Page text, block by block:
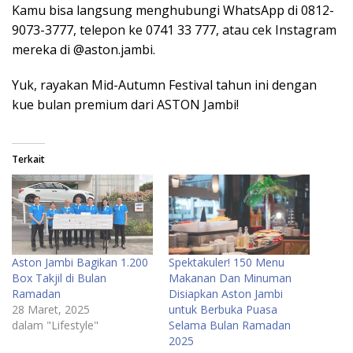
Kamu bisa langsung menghubungi WhatsApp di 0812-
9073-3777, telepon ke 0741 33 777, atau cek Instagram
mereka di @aston.jambi.
Yuk, rayakan Mid-Autumn Festival tahun ini dengan
kue bulan premium dari ASTON Jambi!
Terkait
Aston Jambi Bagikan 1.200
Box Takjil di Bulan
Ramadan
28 Maret, 2025
dalam "Lifestyle"
Spektakuler! 150 Menu
Makanan Dan Minuman
Disiapkan Aston Jambi
untuk Berbuka Puasa
Selama Bulan Ramadan
2025